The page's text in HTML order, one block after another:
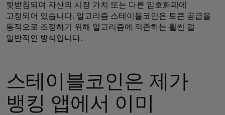
뒷받침되며 자산의 시장 가치 또는 다른 암호화폐에
고정되어 있습니다. 알고리즘 스테이블코인은 토큰 공급을
동적으로 조정하기 위해 알고리즘에 의존하는 훨씬 덜
일반적인 방식입니다.
스테이블코인은 제가
뱅킹 앱에서 이미